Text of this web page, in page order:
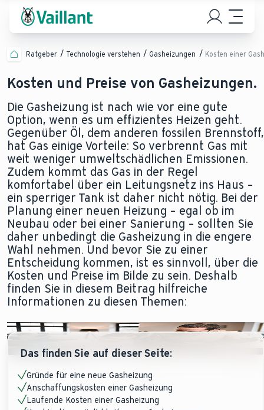
Ratgeber Technologie verstehen Gasheizungen Kosten einer
Kosten und Preise von Gasheizungen.
Die Gasheizung ist nach wie vor eine gute
Option, wenn es um effizientes Heizen geht.
Gegenüber Öl, dem anderen fossilen Brennstoff,
hat Gas einige Vorteile: So verbrennt Gas mit
weit weniger umweltschädlichen Emissionen.
Zudem kommt das Gas in der Regel
komfortabel über ein Leitungsnetz ins Haus –
ein sperriger Tank ist daher nicht nötig. Bei der
Planung einer neuen Heizung – egal ob im
Neubau oder bei einer Sanierung – sollten Sie
daher unbedingt die Gasheizung in die engere
Wahl nehmen. Und bevor Sie zu einer
Entscheidung kommen, ist es sinnvoll, über die
Kosten und Preise im Bilde zu sein. Deshalb
finden Sie in diesem Beitrag hilfreiche
Informationen zu diesen Themen:
Das finden Sie auf dieser Seite:
Gründe für eine neue Gasheizung
Anschaffungskosten einer Gasheizung
Laufende Kosten einer Gasheizung